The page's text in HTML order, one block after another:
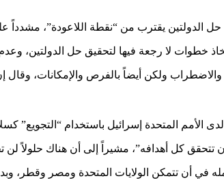
ولكن أيضاً بالفرص والإمكانات،